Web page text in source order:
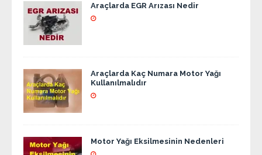
Araçlarda EGR Arızası Nedir
Araçlarda Kaç Numara Motor Yağı
Kullanılmalıdır
Motor Yağı Eksilmesinin Nedenleri